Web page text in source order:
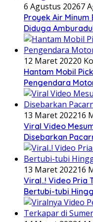
6 Agustus 20267
Proyek Air
Diduga
12 Maret 20220
Hantam Mobil
Pengendara
13 Maret 202216
Viral Video
Disebarkan
13 Maret 202216
Viral..! Video Pria
Bertubi-tubi